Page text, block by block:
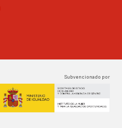
Subvencionado por